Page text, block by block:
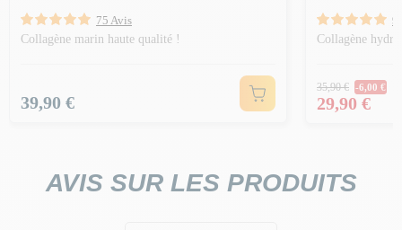
75 Avis
Collagène marin haute qualité !
Prix
39,90 €
Collagène
Prix
35,90 € -6,00 €
Prix
29,90 €
AVIS SUR LES PRODUITS